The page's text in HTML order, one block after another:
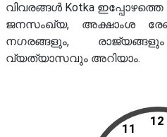
വിവരങ്ങൾ Kotka
ജനസംഖ്യ, അക്ഷാംശ
നഗരങ്ങളും,
വ്യത്യാസവും അറിയാം.
12
11